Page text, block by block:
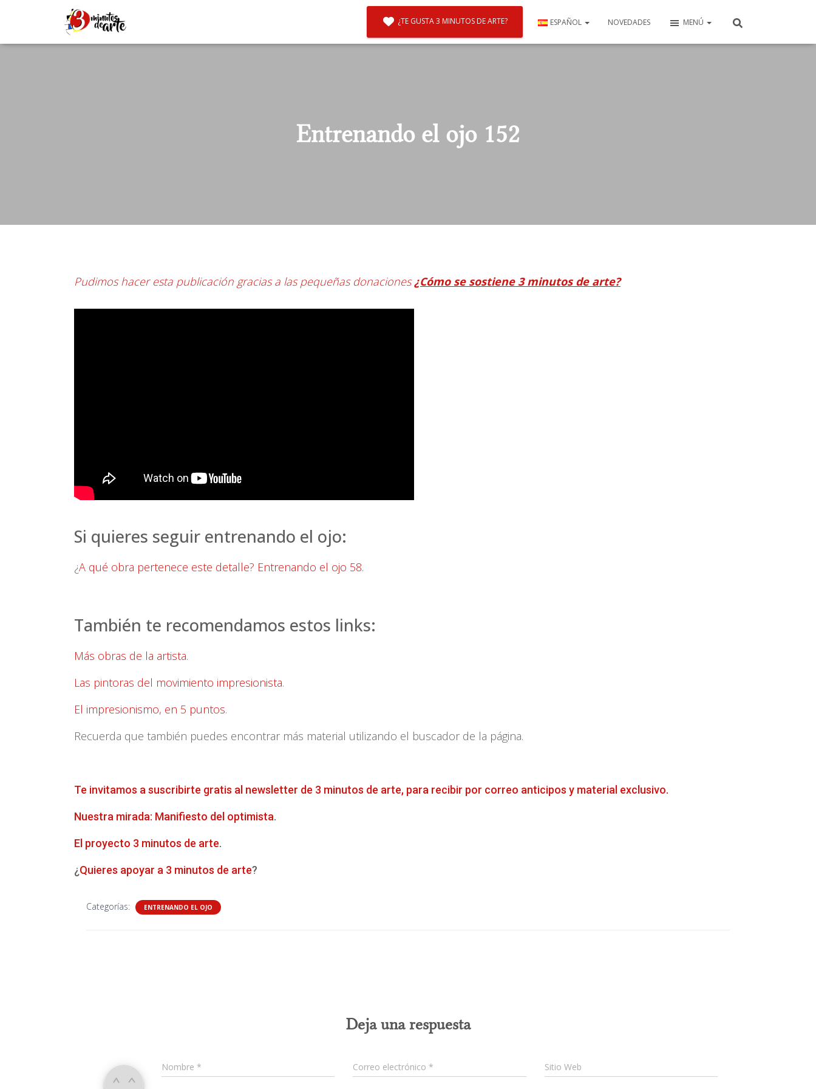
¿TE GUSTA 3 MINUTOS DE ARTE? ESPAÑOL NOVEDADES MENÚ
Entrenando el ojo 152
Pudimos hacer esta publicación gracias a las pequeñas donaciones¿Cómo se sostiene 3 minutos de arte?
Si quieres seguir entrenando el ojo:
¿A qué obra pertenece este detalle? Entrenando el ojo 58.
También te recomendamos estos links:
Más obras de la artista.
Las pintoras del movimiento impresionista.
El impresionismo, en 5 puntos.
Recuerda que también puedes encontrar más material utilizando el buscador de la página.
Te invitamos a suscribirte gratis al newsletter de 3 minutos de arte, para recibir por correo anticipos y material exclusivo.
Nuestra mirada: Manifiesto del optimista.
El proyecto 3 minutos de arte.
¿Quieres apoyar a 3 minutos de arte?
Categorías: ENTRENANDO EL OJO
Deja una respuesta
Nombre * Correo electrónico * Sitio Web